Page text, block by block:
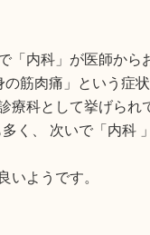
「内科」が医師から
筋肉痛」という症
療科として挙げられ
く、 次いで「内科 」
いようです。
ている病
し、質の
った医療
と基本理念
。患者さん
想いは今も
せん。おか